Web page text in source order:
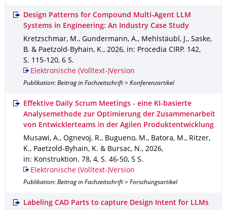
Design Patterns for Compound Multi-Agent LLM
Systems in Engineering: An Industry Case Study
Kretzschmar, M., Gundermann, A., Mehlstäubl, J., Saske,
B. & Paetzold-Byhain, K., 2026, in: Procedia CIRP. 142,
S. 115-120, 6 S.
Elektronische (Volltext-)Version
Publikation: Beitrag in Fachzeitschrift > Konferenzartikel
Effektive Daily Scrum Meetings - eine KI-basierte
Analysemethode zur Optimierung der Zusammenarbeit
von Entwicklerteams in der Agilen Produktentwicklung
Musawi, A., Ognevoj, R., Bugueno, M., Batora, M., Ritzer,
K., Paetzold-Byhain, K. & Bursac, N., 2026,
in: Konstruktion. 78, 4, S. 46-50, 5 S.
Elektronische (Volltext-)Version
Publikation: Beitrag in Fachzeitschrift > Forschungsartikel
Labeling CAD Parts to capture Design Intent for LLMs